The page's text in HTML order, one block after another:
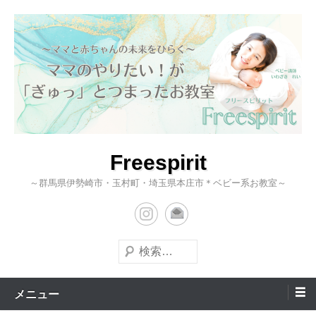
Freespirit
～群馬県伊勢崎市・玉村町・埼玉県本庄市＊ベビー系お教室～
検
索
メニュー